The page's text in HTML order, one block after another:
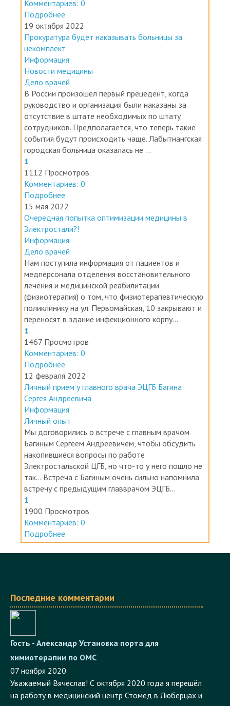
1464 Просмотров
Комментариев: 0
Подробнее
19 октября 2022
Прокуратура будет наказывать больницы за
некомплект
Информация
Новости медицины
Дело врачей
В России произошел первый прецедент, когда
руководство и организация были наказаны за
отсутствие в штате необходимых по штату
сотрудников. Предполагается, что теперь такие
события будут происходить чаще. Лабытнангская
городская больница оказалась не ...
1
1112 Просмотров
Комментариев: 0
Подробнее
15 мая 2022
Очередная попытка оптимизации медицины в
Электростали?!
Информация
Дело врачей
Нам поступила информация от пациентов и
медперсонала отделения восстановительного
лечения и медицинской реабилитации
(физиотерапия) о том, что физиотерапевтическую
поликлинику на ул. Первомайская, 10 закрывают и
переносят в здание инфекционного корпу...
1
1467 Просмотров
Комментариев: 0
Подробнее
12 февраля 2022
Личный прием у главного врача ЭЦГБ Багина
Сергея Андреевича
Информация
Личный опыт
Мы договорились о встрече с главным врачом
Багиным Сергеем Андреевичем, чтобы обсудить
накопившиеся вопросы по работе
Электростальской ЦГБ, но что-то у него пошло не
так... Встреча с Багиным очень сильно напомнила
встречу с предыдущим главврачом ЭЦГБ...
1
1900 Просмотров
Комментариев: 0
Подробнее
Последние комментарии
Гость - Александр Установка порта для
химиотерапии по ОМС
07 ноября 2020
Уважаемый Вячеслав! С октября 2020 года я перешёл